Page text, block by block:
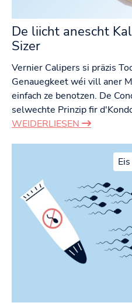
De liicht anescht
Sizer
Vernier Calipers si präzis
Genauegkeet wéi vill aner
einfach ze benotzen. De
selwechte Prinzip fir
WEIDERLIESEN